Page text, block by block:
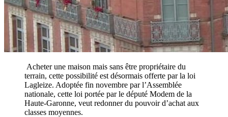
Acheter une maison mais sans être propriétaire du
terrain, cette possibilité est désormais offerte par la loi
Lagleize. Adoptée fin novembre par l’Assemblée
nationale, cette loi portée par le député Modem de la
Haute-Garonne, veut redonner du pouvoir d’achat aux
classes moyennes.